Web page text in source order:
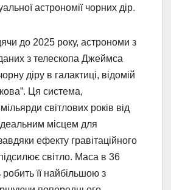
астрономії чорних дір.
до 2025 року, астрономи з
з телескопа Джеймса
діру в галактиці, відомій
Ця система,
світлових років від
місцем для
ефекту гравітаційного
світло. Маса в 36
її найбільшою з